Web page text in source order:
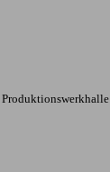
Produktionswerkhalle